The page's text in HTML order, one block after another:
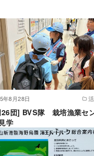
年8月28日
26団] BVS隊 栽培漁業セ
学